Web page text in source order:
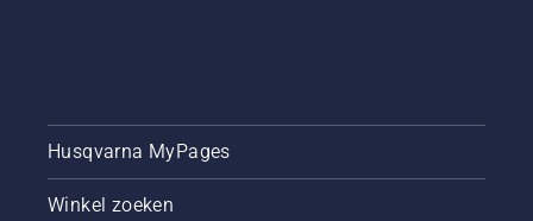
korte
video om
te leren
hoe u
Husqvarna MyPages
Winkel zoeken